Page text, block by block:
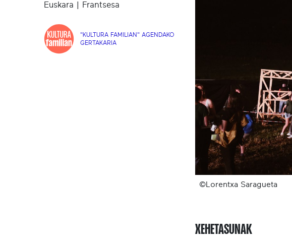
Euskara | Frantsesa
"KULTURA FAMILIAN" AGENDAKO
GERTAKARIA
©Lorentxa Saragueta
XEHETASUNAK